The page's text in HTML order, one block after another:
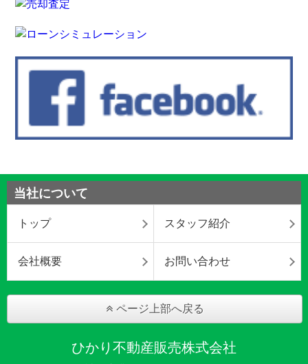
当社について
トップ スタッフ紹介
会社概要 お問い合わせ
ページ上部へ戻る
ひかり不動産販売株式会社